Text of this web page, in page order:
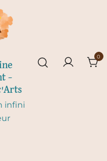
–
infini
0